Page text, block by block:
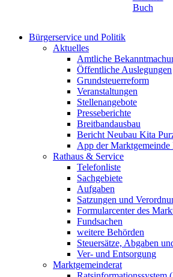
Bürgerservice und Politik
Aktuelles
Amtliche
Öffentliche Auslegungen
Grundsteuerreform
Veranstaltungen
Stellenangebote
Presseberichte
Breitbandausbau
Bericht Neubau Kita
App der Marktgemeinde
Rathaus & Service
Telefonliste
Sachgebiete
Aufgaben
Satzungen und
Formularcenter des
Fundsachen
weitere Behörden
Steuersätze, Abgaben
Ver- und Entsorgung
Marktgemeinderat